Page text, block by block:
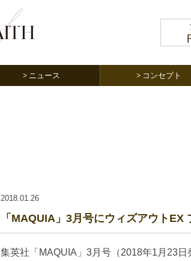
ニュース コンセプト
2018.01.26
「MAQUIA」3月号にウィズアウト
集英社「MAQUIA」3月号（2018年1月23